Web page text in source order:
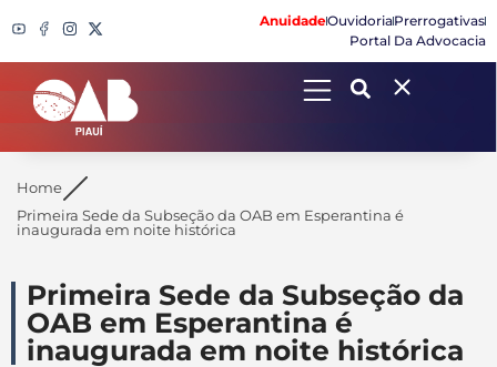
AnuidadeOuvidoriaPrerrogativas
Portal Da Advocacia
Search
Home
Primeira Sede da Subseção da OAB em Esperantina é
inaugurada em noite histórica
Primeira Sede da Subseção da
OAB em Esperantina é
inaugurada em noite histórica